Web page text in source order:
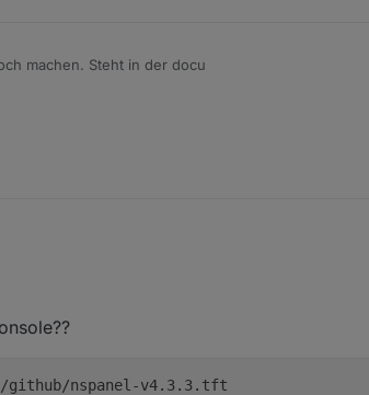
machen. Steht in der docu
github/nspanel-v4.3.3.tft